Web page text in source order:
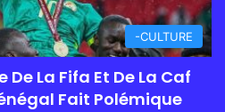
-CULTURE
De La Fifa Et De La Caf
Fait Polémique